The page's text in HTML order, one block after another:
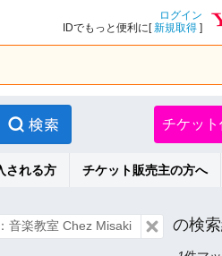
ログイン
IDでもっと便利に[新規取得 ]
チケッ
される方 チケット販売主の方へ
音楽教室 Chez Misaki の検